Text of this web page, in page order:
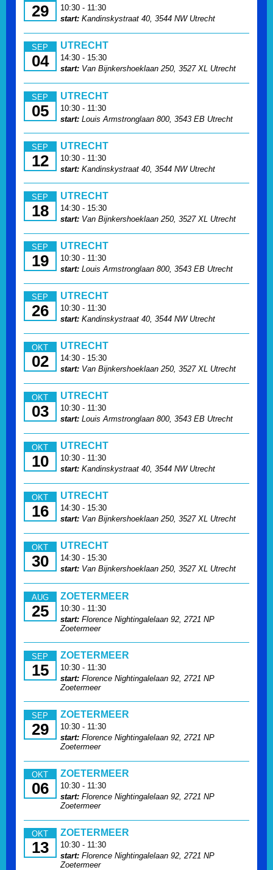
29
10:30 - 11:30
start:Kandinskystraat 40, 3544 NW Utrecht
SEP
04
UTRECHT
14:30 - 15:30
start:Van Bijnkershoeklaan 250, 3527 XL Utrecht
SEP
05
UTRECHT
10:30 - 11:30
start:Louis Armstronglaan 800, 3543 EB Utrecht
SEP
12
UTRECHT
10:30 - 11:30
start:Kandinskystraat 40, 3544 NW Utrecht
SEP
18
UTRECHT
14:30 - 15:30
start:Van Bijnkershoeklaan 250, 3527 XL Utrecht
SEP
19
UTRECHT
10:30 - 11:30
start:Louis Armstronglaan 800, 3543 EB Utrecht
SEP
26
UTRECHT
10:30 - 11:30
start:Kandinskystraat 40, 3544 NW Utrecht
OKT
02
UTRECHT
14:30 - 15:30
start:Van Bijnkershoeklaan 250, 3527 XL Utrecht
OKT
03
UTRECHT
10:30 - 11:30
start:Louis Armstronglaan 800, 3543 EB Utrecht
OKT
10
UTRECHT
10:30 - 11:30
start:Kandinskystraat 40, 3544 NW Utrecht
OKT
16
UTRECHT
14:30 - 15:30
start:Van Bijnkershoeklaan 250, 3527 XL Utrecht
OKT
30
UTRECHT
14:30 - 15:30
start:Van Bijnkershoeklaan 250, 3527 XL Utrecht
AUG
25
ZOETERMEER
10:30 - 11:30
start:Florence Nightingalelaan 92, 2721 NP
Zoetermeer
SEP
15
ZOETERMEER
10:30 - 11:30
start:Florence Nightingalelaan 92, 2721 NP
Zoetermeer
SEP
29
ZOETERMEER
10:30 - 11:30
start:Florence Nightingalelaan 92, 2721 NP
Zoetermeer
OKT
06
ZOETERMEER
10:30 - 11:30
start:Florence Nightingalelaan 92, 2721 NP
Zoetermeer
OKT
13
ZOETERMEER
10:30 - 11:30
start:Florence Nightingalelaan 92, 2721 NP
Zoetermeer